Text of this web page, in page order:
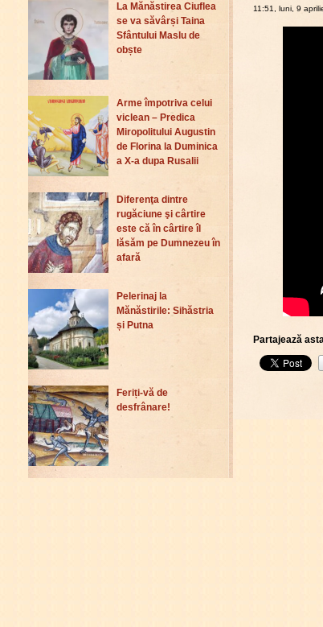
La Mănăstirea Ciuflea
se va săvârși Taina
Sfântului Maslu de
obște
Arme împotriva celui
viclean – Predica
Miropolitului Augustin
de Florina la Duminica
a X-a dupa Rusalii
Diferenţa dintre
rugăciune şi cârtire
este că în cârtire îl
lăsăm pe Dumnezeu în
afară
Pelerinaj la
Mănăstirile: Sihăstria
și Putna
Feriți-vă de
desfrânare!
11:51, luni, 9
Partajează